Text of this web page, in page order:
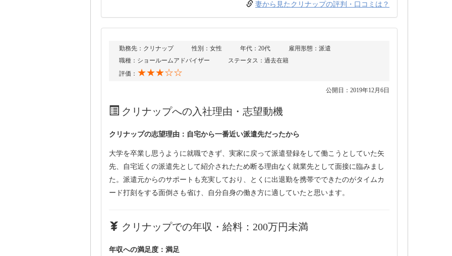
妻から見たクリナップの評判・口コミは？
勤務先：クリナップ 性別：女性 年代：20代
雇用形態：派遣
職種：ショールームアドバイザー
ステータス：過去在籍
評価： ★★★☆☆
公開日：2019年12月6日
クリナップへの入社理由・志望動機
クリナップの志望理由：自宅から一番近い派遣先だったから
大学を卒業し思うように就職できず、実家に戻って派遣登録をして働こうとしていた矢
先、自宅近くの派遣先として紹介されたため断る理由なく就業先として面接に臨みまし
た。派遣元からのサポートも充実しており、とくに出退勤を携帯でできたのがタイムカ
ード打刻をする面倒さも省け、自分自身の働き方に適していたと思います。
クリナップでの年収・給料：200万円未満
年収への満足度：満足